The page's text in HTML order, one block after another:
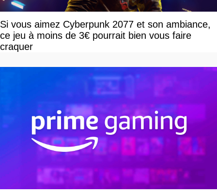
Si vous aimez Cyberpunk 2077 et son ambiance,
ce jeu à moins de 3€ pourrait bien vous faire
craquer